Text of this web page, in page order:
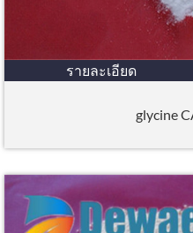
รายละเอียด
glycine